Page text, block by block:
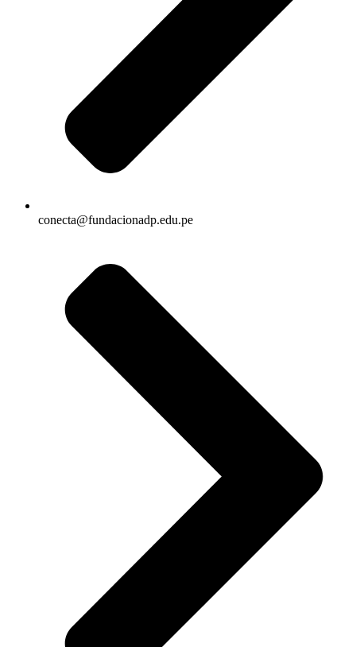
conecta@fundacionadp.edu.pe